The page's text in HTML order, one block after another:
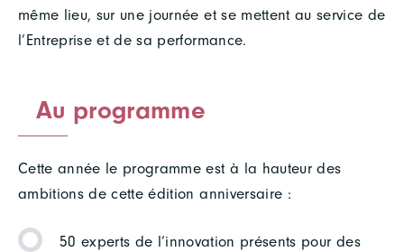
même lieu, sur une journée et se mettent au service de
l’Entreprise et de sa performance.
Au programme
Cette année le programme est à la hauteur des
ambitions de cette édition anniversaire :
50 experts de l’innovation présents pour des